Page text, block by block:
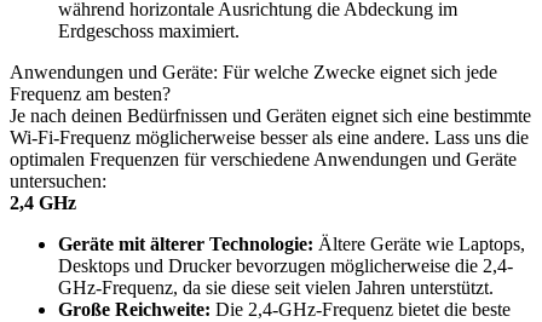
während horizontale Ausrichtung die Abdeckung im
Erdgeschoss maximiert.
Anwendungen und Geräte: Für welche Zwecke eignet sich jede
Frequenz am besten?
Je nach deinen Bedürfnissen und Geräten eignet sich eine bestimmte
Wi-Fi-Frequenz möglicherweise besser als eine andere. Lass uns die
optimalen Frequenzen für verschiedene Anwendungen und Geräte
untersuchen:
2,4 GHz
Geräte mit älterer Technologie: Ältere Geräte wie Laptops,
Desktops und Drucker bevorzugen möglicherweise die 2,4-
GHz-Frequenz, da sie diese seit vielen Jahren unterstützt.
Große Reichweite: Die 2,4-GHz-Frequenz bietet die beste